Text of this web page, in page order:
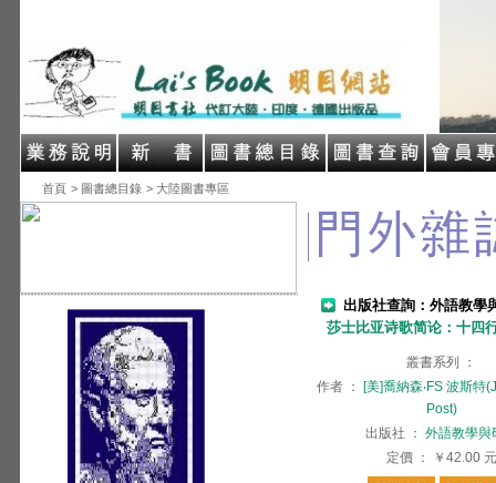
首頁 > 圖書總目錄 > 大陸圖書專區
出版社查詢：外語教學
莎士比亚诗歌简论：十四
叢書系列
：
作者 ：
[美]喬納森‧FS 波斯特
Post)
出版社
： 外語教學與
定價 ： ￥42.00 元